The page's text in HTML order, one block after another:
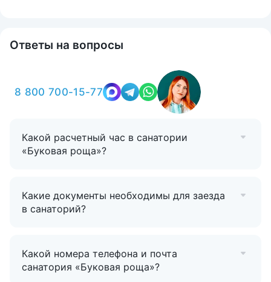
Ответы на вопросы
8 800 700-15-77
Какой расчетный час в санатории
«Буковая роща»?
Какие документы необходимы для заезда
в санаторий?
Какой номера телефона и почта
санатория «Буковая роща»?